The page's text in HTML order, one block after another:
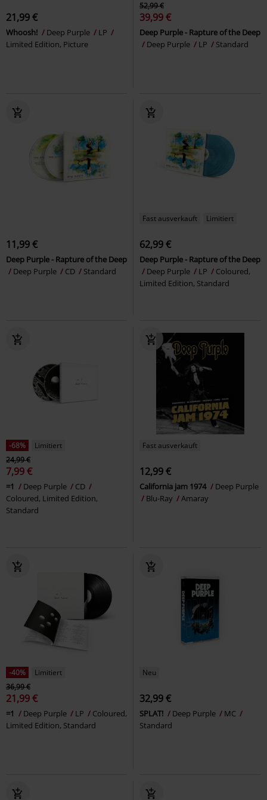
21,99 €
Whoosh! Deep Purple
LP
Limited Edition, Picture
52,99 €
39,99 €
Deep Purple - Rapture of the Deep
Deep Purple
LP Standard
11,99 €
Deep Purple - Rapture of the Deep
Deep Purple
CD Standard
Fast ausverkauft Limitiert
62,99 €
Deep Purple - Rapture of the Deep
Deep Purple
LP
Coloured,
Limited Edition, Standard
-68%
Limitiert
24,99 €
7,99 €
=1 Deep Purple
CD
Coloured, Limited Edition,
Standard
Fast ausverkauft
12,99 €
California jam 1974
Deep Purple
Blu-Ray
Amaray
-40%
Limitiert
36,99 €
21,99 €
=1 Deep Purple LP
Coloured,
Limited Edition, Standard
Neu
32,99 €
SPLAT! Deep Purple
MC
Standard